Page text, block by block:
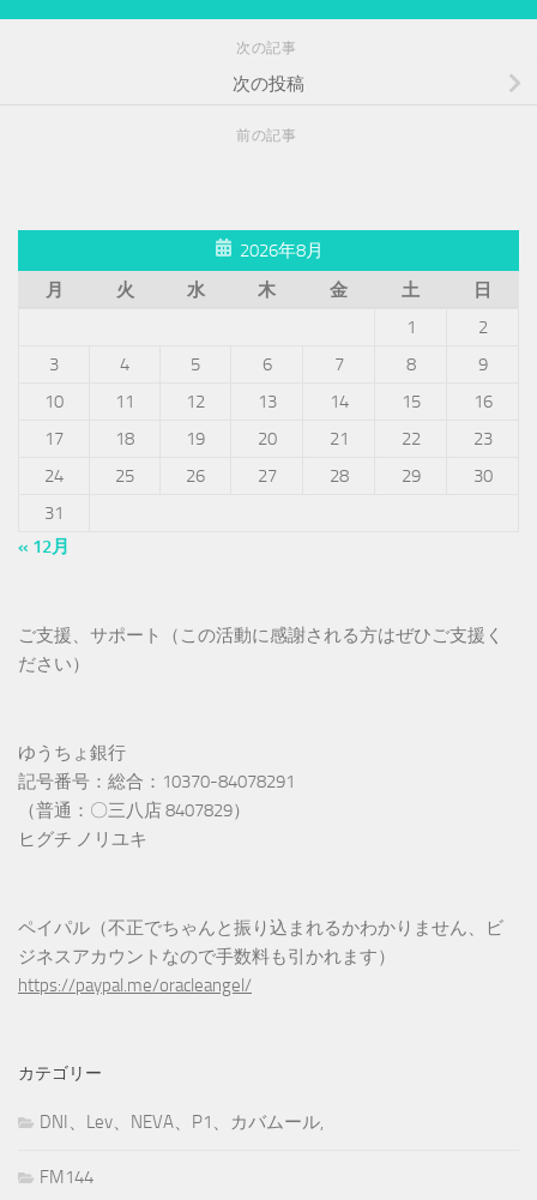
次の記事
次の投稿
前の記事
2026年8月
月
火 水 木 金 土
日
1
2
3
4 5 6 7 8
9
10
11 12 13 14 15
16
17
18 19 20 21 22
23
24
25 26 27 28 29
30
31
« 12月
ご支援、サポート（この活動に感謝される方はぜひご支援く
ださい）
ゆうちょ銀行
記号番号：総合：10370-84078291
（普通：〇三八店 8407829）
ヒグチ ノリユキ
ペイパル（不正でちゃんと振り込まれるかわかりません、ビ
ジネスアカウントなので手数料も引かれます）
https://paypal.me/oracleangel/
カテゴリー
DNI、Lev、NEVA、P1、カバムール,
FM144